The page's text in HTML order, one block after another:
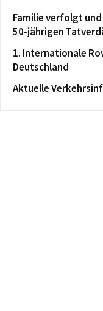
Familie verfolgt
50-jährigen
1. Internationale
Deutschland
Aktuelle